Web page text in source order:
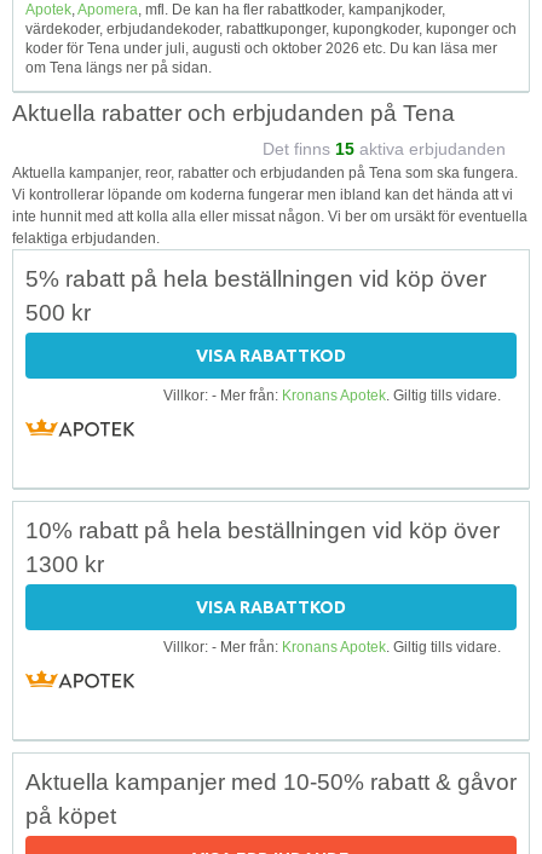
Apotek,Apomera, mfl. De kan ha fler rabattkoder, kampanjkoder,
värdekoder, erbjudandekoder, rabattkuponger, kupongkoder, kuponger och
koder för Tena under juli, augusti och oktober 2026 etc. Du kan läsa mer
om Tena längs ner på sidan.
Aktuella rabatter och erbjudanden på Tena
Det finns 15 aktiva erbjudanden
Aktuella kampanjer, reor, rabatter och erbjudanden på Tena som ska fungera.
Vi kontrollerar löpande om koderna fungerar men ibland kan det hända att vi
inte hunnit med att kolla alla eller missat någon. Vi ber om ursäkt för eventuella
felaktiga erbjudanden.
5% rabatt på hela beställningen vid köp över
500 kr
VISA RABATTKOD
Villkor: - Mer från: Kronans Apotek. Giltig tills vidare.
10% rabatt på hela beställningen vid köp över
1300 kr
VISA RABATTKOD
Villkor: - Mer från: Kronans Apotek. Giltig tills vidare.
Aktuella kampanjer med 10-50% rabatt & gåvor
på köpet